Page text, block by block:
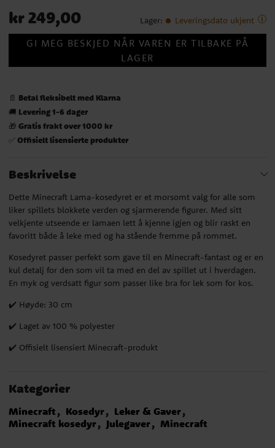
Pris
:kr 249,00
kr 249,00 Lager: Leveringsdato ukjent
GI MEG BESKJED NÅR VAREN ER TILBAKE PÅ
LAGER
📄 Betal fleksibelt med Klarna
🚚 Levering 1-6 dager
🎁 Gratis frakt over 1000 kr
✅ Offisielt lisensierte produkter
Beskrivelse
Dette Minecraft Lama-kosedyret er et morsomt valg for alle som
liker spillets blokkete verden og sjarmerende figurer. Med sitt
velkjente utseende er lamaen lett å kjenne igjen og blir raskt en
favoritt både å leke med og ha stående fremme på rommet.
Kosedyret passer perfekt som gave til en Minecraft-fantast og er en
kul detalj for den som vil ta med en del av spillet ut i hverdagen.
En myk og verdsatt figur som passer like bra for lek som for kos.
✔️ Høyde: 30 cm
✔️ Laget av 100 % polyester
✔️ Offisielt lisensiert Minecraft-produkt
Kategorier
Minecraft Kosedyr
Leker & Gaver
Minecraft kosedyr
Julegaver Minecraft